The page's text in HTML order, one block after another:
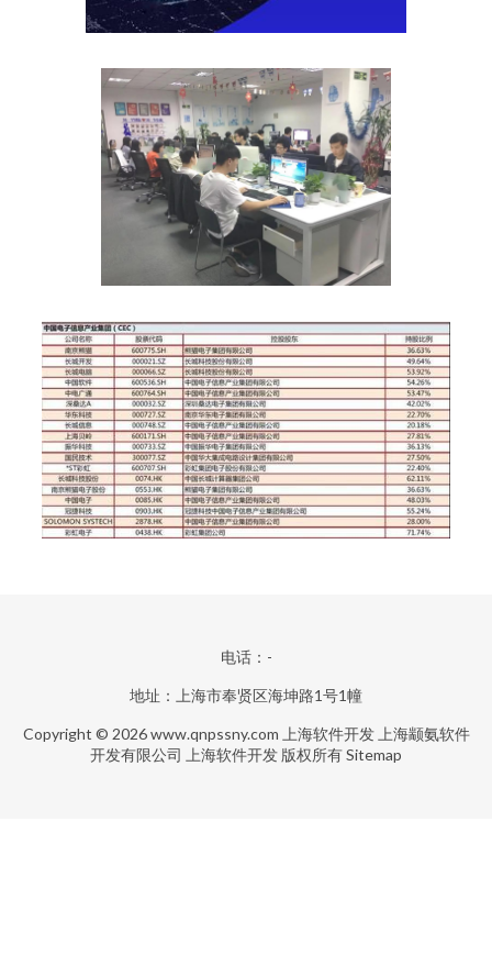
电话：-
地址：上海市奉贤区海坤路1号1幢
Copyright © 2026www.qnpssny.com 上海软件开发 上海颛氨软件
开发有限公司
上海软件开发 版权所有Sitemap